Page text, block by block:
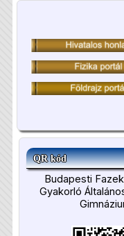
QR kód
Budapesti
Gyakorló